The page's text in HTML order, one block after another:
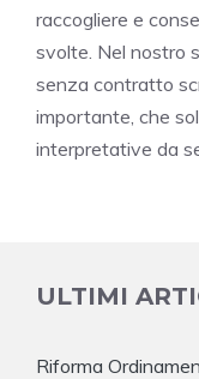
raccogliere e
svolte. Nel nostro
senza contratto
importante, che
interpretative da
ULTIMI
Riforma